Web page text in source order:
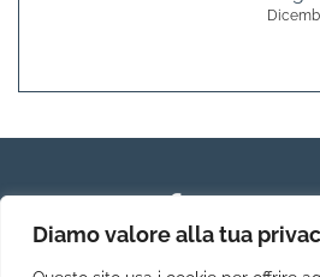
Diamo valore alla tua